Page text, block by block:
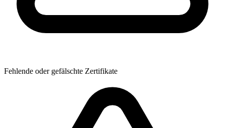
Fehlende oder gefälschte Zertifikate